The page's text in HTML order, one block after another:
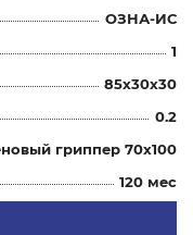
ОЗНА-ИС
1
85x30x30
0.2
гриппер 70х100
120 мес